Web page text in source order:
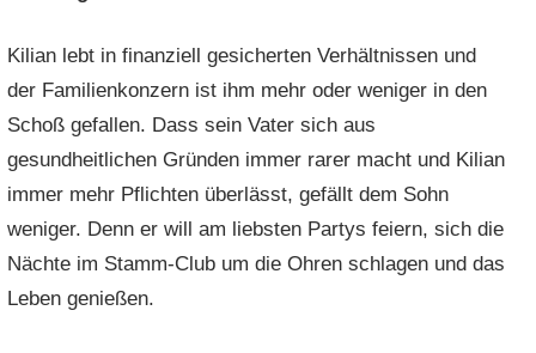
Kilian lebt in finanziell gesicherten Verhältnissen und
der Familienkonzern ist ihm mehr oder weniger in den
Schoß gefallen. Dass sein Vater sich aus
gesundheitlichen Gründen immer rarer macht und Kilian
immer mehr Pflichten überlässt, gefällt dem Sohn
weniger. Denn er will am liebsten Partys feiern, sich die
Nächte im Stamm-Club um die Ohren schlagen und das
Leben genießen.